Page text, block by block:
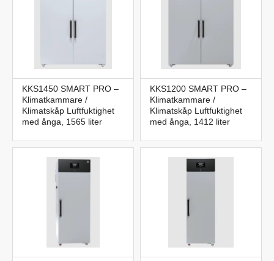
KKS1450 SMART PRO –
Klimatkammare /
Klimatskåp Luftfuktighet
med ånga, 1565 liter
KKS1200 SMART PRO –
Klimatkammare /
Klimatskåp Luftfuktighet
med ånga, 1412 liter